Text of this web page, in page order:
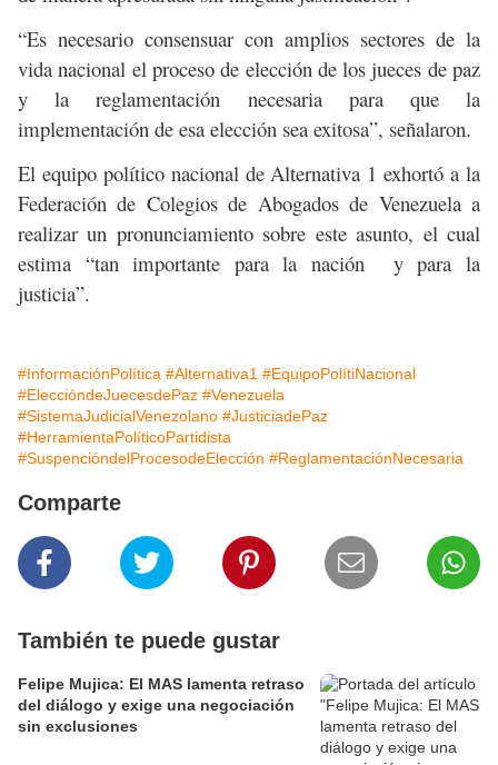
“Es necesario consensuar con amplios sectores de la
vida nacional el proceso de elección de los jueces de paz
y la reglamentación necesaria para que la
implementación de esa elección sea exitosa”, señalaron.
El equipo político nacional de Alternativa 1 exhortó a la
Federación de Colegios de Abogados de Venezuela a
realizar un pronunciamiento sobre este asunto, el cual
estima “tan importante para la nación y para la
justicia”.
#InformaciónPolítica #Alternativa1 #EquipoPolítiNacional
#EleccióndeJuecesdePaz #Venezuela
#SistemaJudicialVenezolano #JusticiadePaz
#HerramientaPolíticoPartidista
#SuspencióndelProcesodeElección #ReglamentaciónNecesaria
Comparte
También te puede gustar
Felipe Mujica: El MAS lamenta retraso
del diálogo y exige una negociación
sin exclusiones